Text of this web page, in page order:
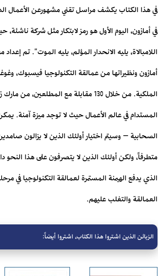
في هذا الكتاب يكشف مراسل تقني مشهورعن الأعمال
في أمازون، اليوم الأول هو رمز لابتكار مثل شركة
‏اللامبالاة، يليه الانحدار المؤلم، يليه الموت".‏ تم
أمازون ونظيراتها من عمالقة التكنولوجيا فيسبوك،
الملكية.‏ من خلال 130 مقابلة مع
المستدام في عالم الأعمال ‏حيث لا توجد ميزة آمنة.
السحابية – وسيتم اختيار أولئك الذين لا يزالون
متطرفاً، ولكن أولئك الذين لا يتصرفون على هذا
الذي يدفع الهيمنة المستمرة لعمالقة التكنولوجيا في
العمالقة ‏والتغلب عليهم.‏
الزبائن الذين اشتروا هذا الكتاب، اشتروا أيضاً: